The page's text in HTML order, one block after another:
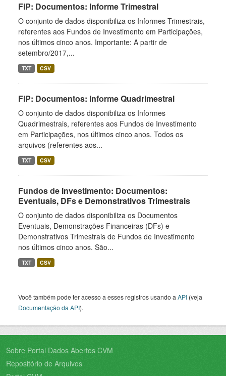
FIP: Documentos: Informe Trimestral
O conjunto de dados disponibiliza os Informes Trimestrais,
referentes aos Fundos de Investimento em Participações,
nos últimos cinco anos. Importante: A partir de
setembro/2017,...
TXT CSV
FIP: Documentos: Informe Quadrimestral
O conjunto de dados disponibiliza os Informes
Quadrimestrais, referentes aos Fundos de Investimento
em Participações, nos últimos cinco anos. Todos os
arquivos (referentes aos...
TXT CSV
Fundos de Investimento: Documentos:
Eventuais, DFs e Demonstrativos Trimestrais
O conjunto de dados disponibiliza os Documentos
Eventuais, Demonstrações Financeiras (DFs) e
Demonstrativos Trimestrais de Fundos de Investimento
nos últimos cinco anos. São...
TXT CSV
Você também pode ter acesso a esses registros usando a API (veja
Documentação da API).
Sobre Portal Dados Abertos CVM
Repositório de Arquivos